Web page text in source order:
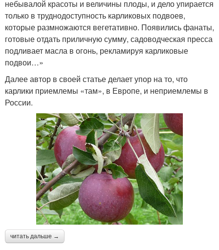
небывалой красоты и величины плоды, и дело упирается
только в труднодоступность карликовых подвоев,
которые размножаются вегетативно. Появились фанаты,
готовые отдать приличную сумму, садоводческая пресса
подливает масла в огонь, рекламируя карликовые
подвои…»
Далее автор в своей статье делает упор на то, что
карлики приемлемы «там», в Европе, и неприемлемы в
России.
читать дальше →